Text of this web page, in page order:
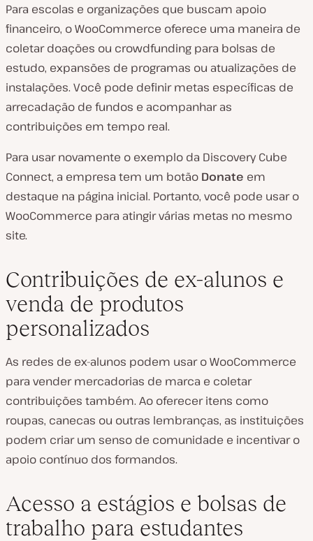
Para escolas e organizações que buscam apoio
financeiro, o WooCommerce oferece uma maneira de
coletar doações ou crowdfunding para bolsas de
estudo, expansões de programas ou atualizações de
instalações. Você pode definir metas específicas de
arrecadação de fundos e acompanhar as
contribuições em tempo real.
Para usar novamente o exemplo da Discovery Cube
Connect, a empresa tem um botão Donate em
destaque na página inicial. Portanto, você pode usar o
WooCommerce para atingir várias metas no mesmo
site.
Contribuições de ex-alunos e
venda de produtos
personalizados
As redes de ex-alunos podem usar o WooCommerce
para vender mercadorias de marca e coletar
contribuições também. Ao oferecer itens como
roupas, canecas ou outras lembranças, as instituições
podem criar um senso de comunidade e incentivar o
apoio contínuo dos formandos.
Acesso a estágios e bolsas de
trabalho para estudantes